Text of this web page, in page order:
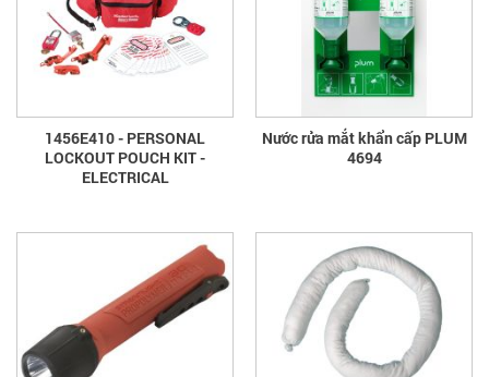
1456E410 - PERSONAL
LOCKOUT POUCH KIT -
ELECTRICAL
Nước rửa mắt khẩn cấp PLUM
4694